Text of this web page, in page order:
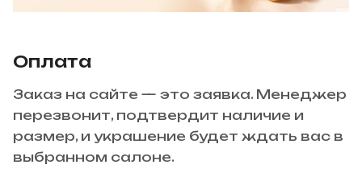
Оплата
Заказ на сайте — это заявка. Менеджер
перезвонит, подтвердит наличие и
размер, и украшение будет ждать вас в
выбранном салоне.